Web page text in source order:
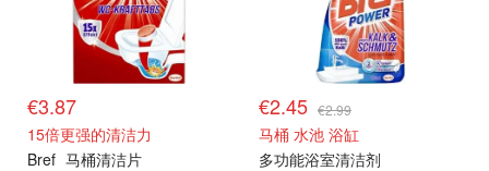
€3.87
15倍更强的清洁力
Bref 马桶清洁片
€2.45 €2.99
马桶 水池 浴缸
多功能浴室清洁剂